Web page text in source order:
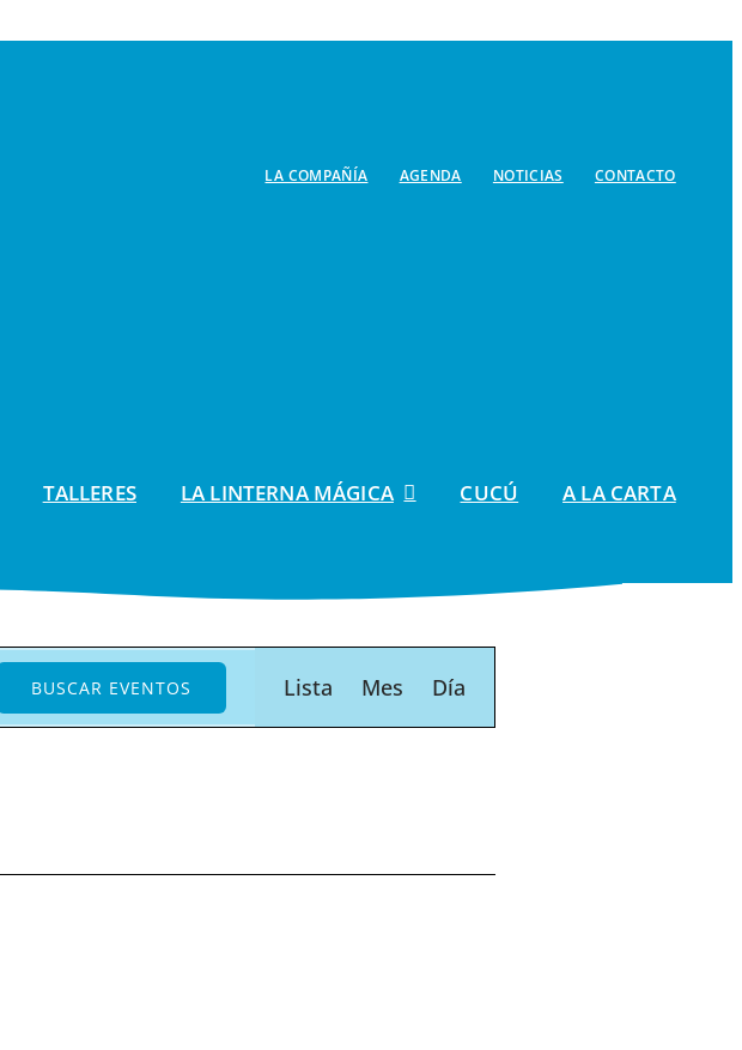
LA COMPAÑÍA AGENDA NOTICIAS CONTACTO
TALLERES LA LINTERNA MÁGICA CUCÚ A LA CARTA
BUSCAR EVENTOS
de
Lista Mes Día